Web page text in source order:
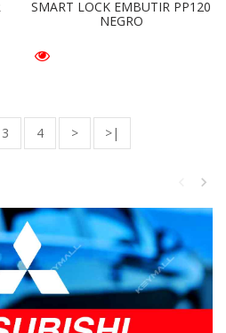
SMART LOCK EMBUTIR PP120
NEGRO
3 4 > >|